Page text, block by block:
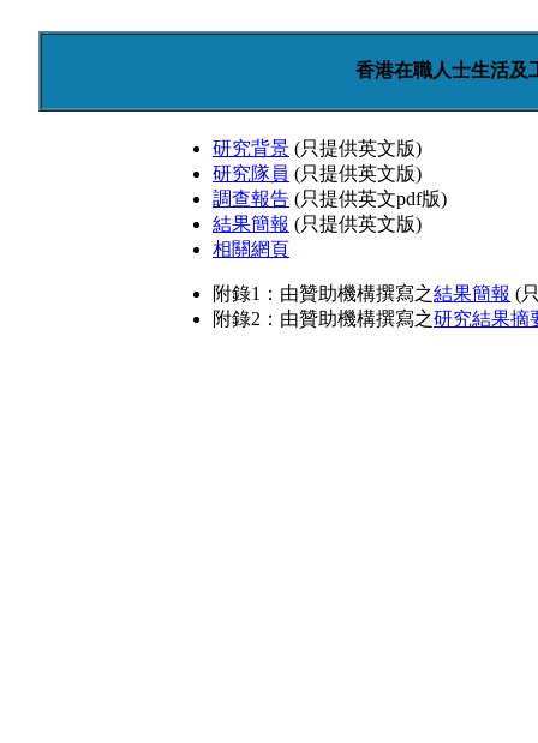
香港在職人士生活及
研究背景 (只提供英文版)
研究隊員 (只提供英文版)
調查報告 (只提供英文pdf版)
結果簡報 (只提供英文版)
相關網頁
附錄1：由贊助機構撰寫之結果簡報 (
附錄2：由贊助機構撰寫之研究結果摘